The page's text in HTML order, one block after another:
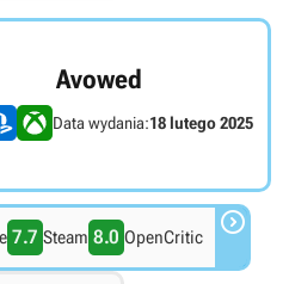
Avowed
Data wydania:18 lutego 2025
7.7 Steam 8.0 OpenCritic 